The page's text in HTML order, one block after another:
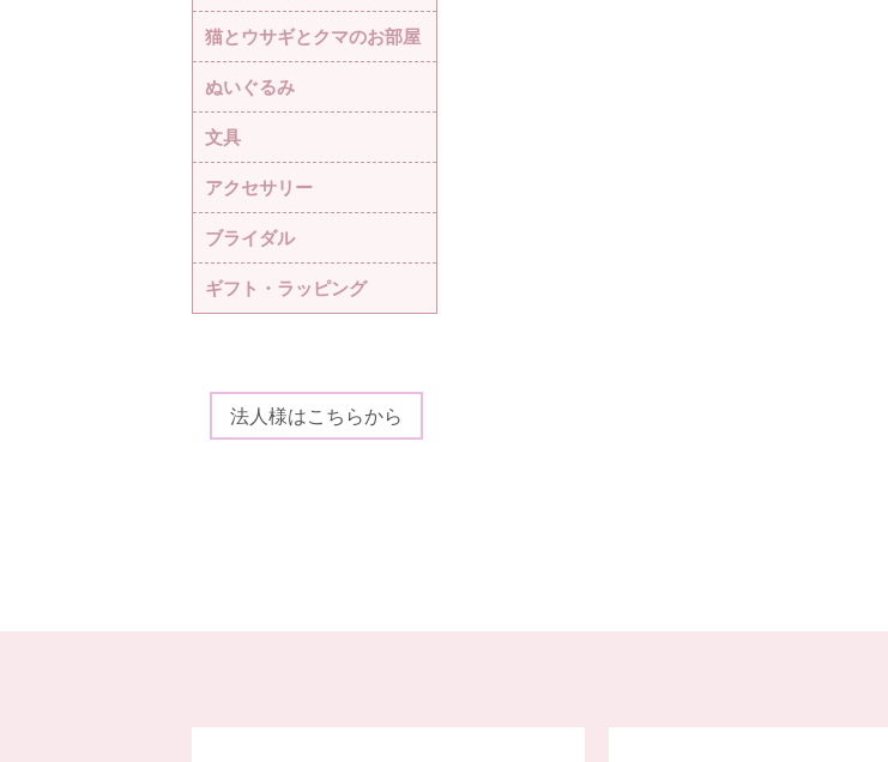
猫とウサギとクマのお部屋
ぬいぐるみ
文具
アクセサリー
ブライダル
ギフト・ラッピング
法人様はこちらから